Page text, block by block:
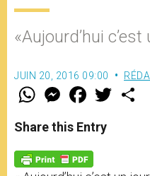
«Aujourd’hui
JUIN 20, 2016 09:00
W
t
s
p
p
M
e
s
e
g
e
F
a
e
b
o
k
w
Share this Entry